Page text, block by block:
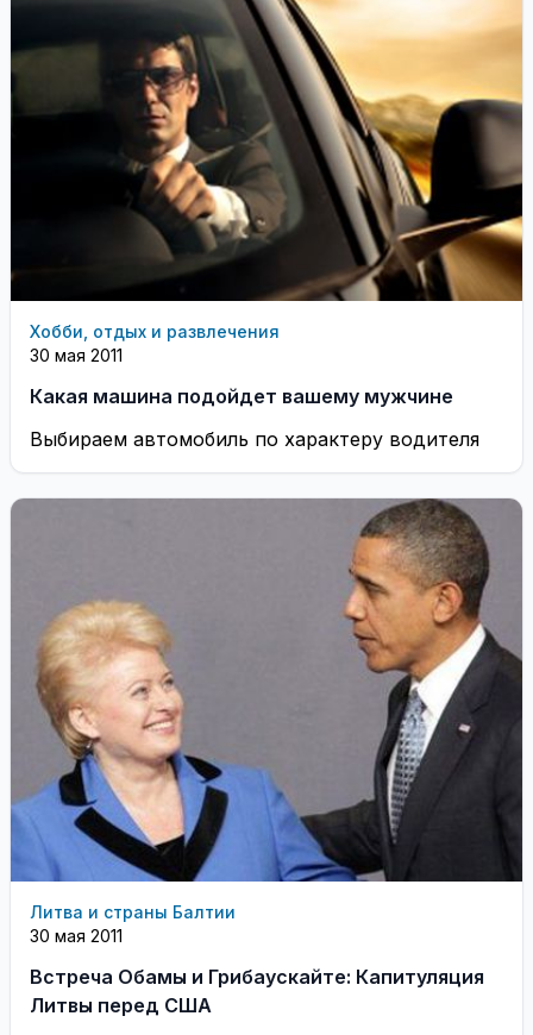
Хобби, отдых и развлечения
30 мая 2011
Какая машина подойдет вашему мужчине
Выбираем автомобиль по характеру водителя
Литва и страны Балтии
30 мая 2011
Встреча Обамы и Грибаускайте: Капитуляция
Литвы перед США